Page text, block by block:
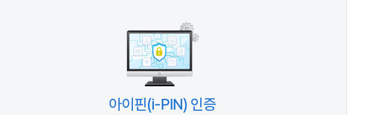
아이핀(i-PIN) 인증